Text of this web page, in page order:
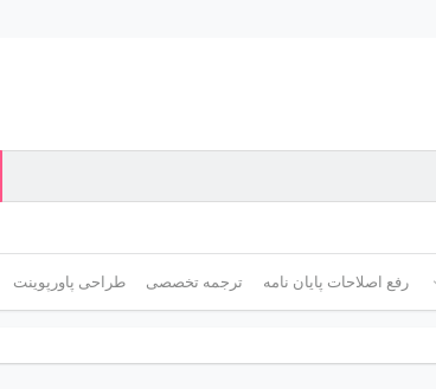
رفع اصلاحات پایان نامه ترجمه تخصصی طراحی پاورپوینت